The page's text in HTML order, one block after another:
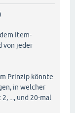
Item-
von jeder
Prinzip könnte
in welcher
..., und 20-mal